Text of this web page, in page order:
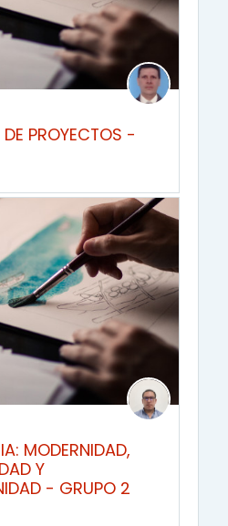
PROYECTOS -
MODERNIDAD,
Y
- GRUPO 2